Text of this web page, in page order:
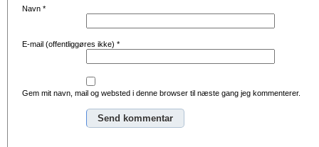
Navn *
E-mail (offentliggøres ikke) *
Gem mit navn, mail og websted i denne browser til næste gang jeg kommenterer.